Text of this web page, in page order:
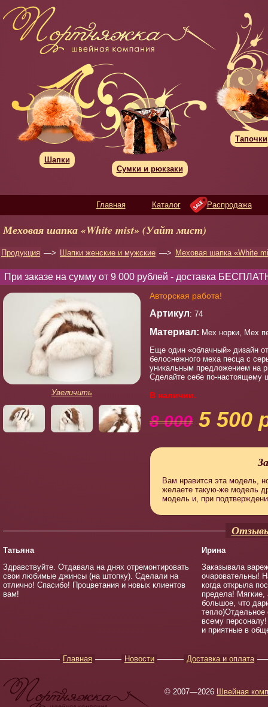
Шапки
Сумки и рюкзаки
Тапочки
Главная Каталог Распродажа
Меховая шапка «White mist» (Уайт мист)
Продукция —> Шапки женские и мужские —> Меховая шапка «White
При заказе на сумму от 9 000 рублей - доставка
Увеличить
Авторская работа!
Артикул: 74
Материал: Мех норки, Мех
Еще один «облачный» дизайн
белоснежного меха песца с
уникальным предложением на
Сделайте себе по-настоящему
В наличии.
8 000 5 500
Вам нравится эта модель,
желаете такую-же модель
модель и, при
Татьяна
Здравствуйте. Отдавала на днях отремонтировать
свои любимые джинсы (на штопку). Сделали на
отлично! Спасибо! Процветания и новых клиентов
вам!
Ирина
Заказывала
очаровательны!
когда открыла
предела!
большое, что
тепло)Отдельное
всему
и приятные в
Главная Новости Доставка и оплата
© 2007—2026 Швейная